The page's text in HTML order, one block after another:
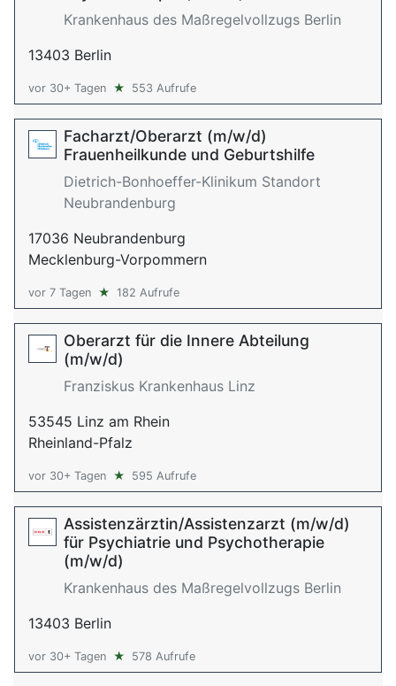
Krankenhaus des Maßregelvollzugs Berlin
13403 Berlin
vor 30+ Tagen ★ 553 Aufrufe
Facharzt/Oberarzt (m/w/d)
Frauenheilkunde und Geburtshilfe
Dietrich-Bonhoeffer-Klinikum Standort
Neubrandenburg
17036 Neubrandenburg
Mecklenburg-Vorpommern
vor 7 Tagen ★ 182 Aufrufe
Oberarzt für die Innere Abteilung
(m/w/d)
Franziskus Krankenhaus Linz
53545 Linz am Rhein
Rheinland-Pfalz
vor 30+ Tagen ★ 595 Aufrufe
Assistenzärztin/Assistenzarzt (m/w/d)
für Psychiatrie und Psychotherapie
(m/w/d)
Krankenhaus des Maßregelvollzugs Berlin
13403 Berlin
vor 30+ Tagen ★ 578 Aufrufe